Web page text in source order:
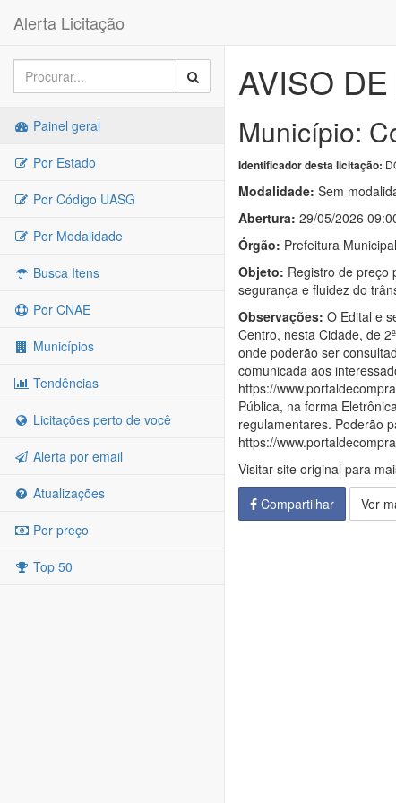
Alerta Licitação
Painel geral
Por Estado
Por Código UASG
Por Modalidade
Busca Itens
Por CNAE
Municípios
Tendências
Licitações perto de você
Alerta por email
Atualizações
Por preço
Top 50
AVISO
Município:
Identificador desta licitação:
Modalidade: Sem
Abertura: 29/05/2026
Órgão: Prefeitura
Objeto: Registro de preço
segurança e fluidez do
Observações: O Edital e
Centro, nesta Cidade, de
onde poderão ser
comunicada aos
https://
Pública, na forma
regulamentares. Poderão
https://
Visitar site original para
Compartilhar
Ver